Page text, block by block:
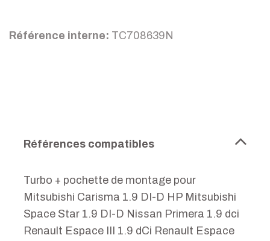
Référence interne: TC708639N
Références compatibles
Turbo + pochette de montage pour
Mitsubishi Carisma 1.9 DI-D HP Mitsubishi
Space Star 1.9 DI-D Nissan Primera 1.9 dci
Renault Espace III 1.9 dCi Renault Espace